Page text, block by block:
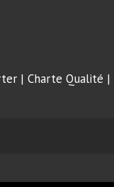
| Charte Qualité |